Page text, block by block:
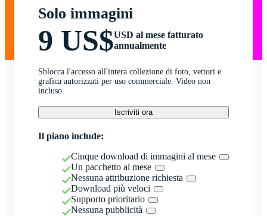
Solo immagini
9 US$USD al mese fatturato
annualmente
Sblocca l'accesso all'intera collezione di foto, vettori e
grafica autorizzati per uso commerciale. Video non
incluso.
Iscriviti ora
Il piano include:
Cinque download di immagini al mese
Un pacchetto al mese
Nessuna attribuzione richiesta
Download più veloci
Supporto prioritario
Nessuna pubblicità